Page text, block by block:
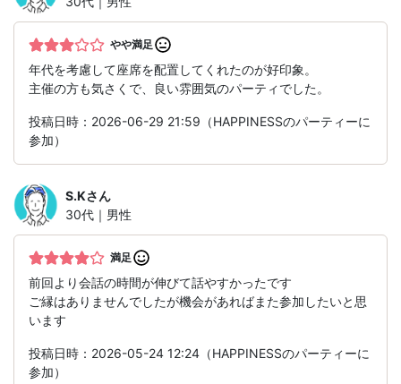
やや満足
年代を考慮して座席を配置してくれたのが好印象。
主催の方も気さくで、良い雰囲気のパーティでした。
投稿日時：2026-06-29 21:59（HAPPINESSのパーティーに
参加）
S.Kさん
30代｜男性
満足
前回より会話の時間が伸びて話やすかったです
ご縁はありませんでしたが機会があればまた参加したいと思
います
投稿日時：2026-05-24 12:24（HAPPINESSのパーティーに
参加）